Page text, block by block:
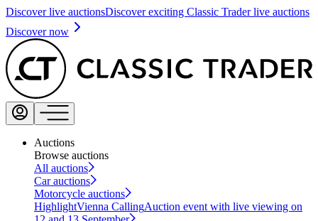
Discover live auctionsDiscover exciting Classic Trader live auctions
Discover now
Auctions
Browse auctions
All auctions
Car auctions
Motorcycle auctions
HighlightVienna CallingAuction event with live viewing on